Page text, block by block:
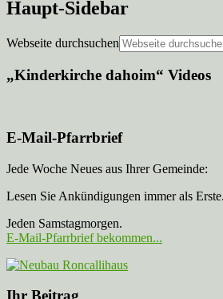
Haupt-Sidebar
Webseite durchsuchen
„Kinderkirche dahoim“ Videos
E-Mail-Pfarrbrief
Jede Woche Neues aus Ihrer Gemeinde:
Lesen Sie Ankündigungen immer als
Jeden Samstagmorgen.
E-Mail-Pfarrbrief bekommen...
Ihr Beitrag